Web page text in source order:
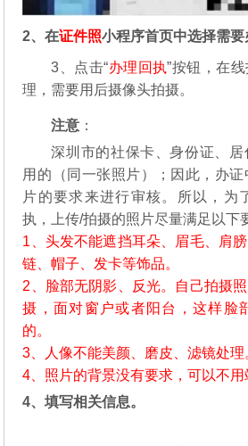
2、在证件照小程序首页中选择需要
3、点击“办理回执”按钮，在
理，需要用后摄像头拍摄。
注意 ：
深圳市的社保卡、身份证、
用的（同一张照片）；因此，办
片的要求来进行审核。所以，为
执，上传/拍摄的照片尽量满足以下
1、头发不能遮挡耳朵、眉毛、肩
链、帽子、发卡等饰品。
2、脸部无阴影、反光。自己拍摄
摄，面对窗户或者阳台，这样脸
的。
3、人像不能美颜、磨皮、滤镜处理
4、照片的背景没有要求，可以不用
4、填写相关信息。